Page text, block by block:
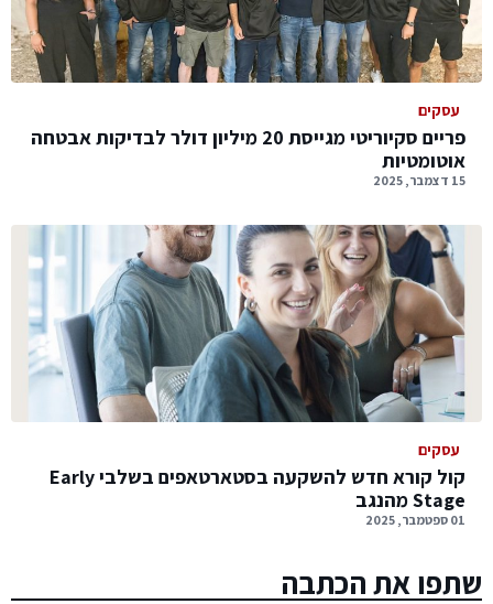
עסקים
פריים סקיוריטי מגייסת 20 מיליון דולר לבדיקות אבטחה
אוטומטיות
15 דצמבר, 2025
עסקים
קול קורא חדש להשקעה בסטארטאפים בשלבי Early
Stage מהנגב
01 ספטמבר, 2025
שתפו את הכתבה